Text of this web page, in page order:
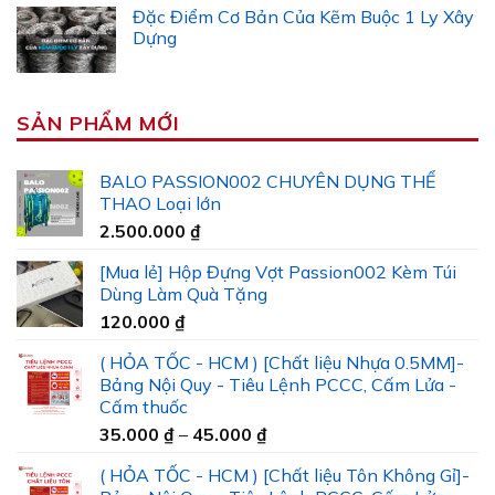
Đặc Điểm Cơ Bản Của Kẽm Buộc 1 Ly Xây
Dựng
SẢN PHẨM MỚI
BALO PASSION002 CHUYÊN DỤNG THỂ
THAO Loại lớn
2.500.000 ₫
[Mua lẻ] Hộp Đựng Vợt Passion002 Kèm Túi
Dùng Làm Quà Tặng
120.000 ₫
( HỎA TỐC - HCM ) [Chất liệu Nhựa 0.5MM]-
Bảng Nội Quy - Tiêu Lệnh PCCC, Cấm Lửa -
Cấm thuốc
35.000 ₫ – 45.000 ₫Khoảng
từ
( HỎA TỐC - HCM ) [Chất liệu Tôn Không Gỉ]-